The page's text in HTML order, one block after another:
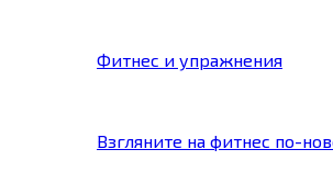
Фитнес и упражнения
Взгляните на фитнес по-